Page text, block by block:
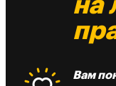
на
Вам